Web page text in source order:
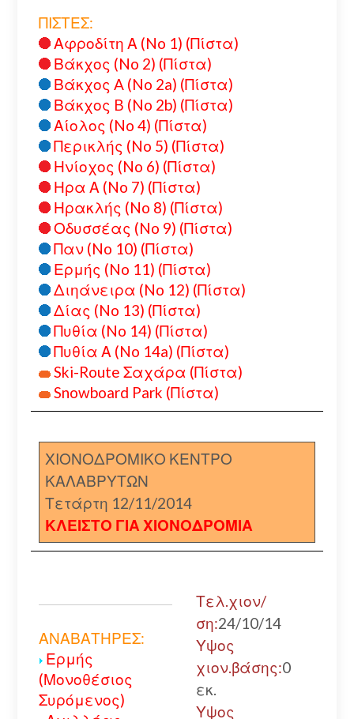
ΠΙΣΤΕΣ:
Αφροδίτη Α (No 1) (Πίστα)
Βάκχος (No 2) (Πίστα)
Βάκχος A (No 2a) (Πίστα)
Βάκχος B (No 2b) (Πίστα)
Αίολος (No 4) (Πίστα)
Περικλής (No 5) (Πίστα)
Ηνίοχος (No 6) (Πίστα)
Ηρα Α (No 7) (Πίστα)
Ηρακλής (No 8) (Πίστα)
Οδυσσέας (No 9) (Πίστα)
Παν (No 10) (Πίστα)
Ερμής (No 11) (Πίστα)
Διηάνειρα (No 12) (Πίστα)
Δίας (No 13) (Πίστα)
Πυθία (No 14) (Πίστα)
Πυθία Α (No 14a) (Πίστα)
Ski-Route Σαχάρα (Πίστα)
Snowboard Park (Πίστα)
ΧΙΟΝΟΔΡΟΜΙΚΟ ΚΕΝΤΡΟ
ΚΑΛΑΒΡΥΤΩΝ
Τετάρτη 12/11/2014
ΚΛΕΙΣΤΟ ΓΙΑ ΧΙΟΝΟΔΡΟΜΙΑ
ΑΝΑΒΑΤΗΡΕΣ:
Ερμής
(Μονοθέσιος
Συρόμενος)
Τελ.χιον/
ση:24/10/14
Υψος
χιον.βάσης:0
εκ.
Υψος